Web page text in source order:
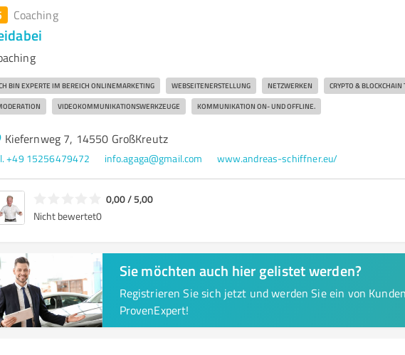
Coaching
BIN EXPERTE IM BEREICH ONLINEMARKETING WEBSEITENERSTELLUNG NETZWERKEN CRYPTO & BLOCKCHAIN
VIDEOKOMMUNIKATIONSWERKZEUGE KOMMUNIKATION ON- UND OFFLINE.
Kiefernweg 7, 14550 GroßKreutz
+49 15256479472 info.agaga@gmail.com www.andreas-schiffner.eu/
0,00 / 5,00
Nicht bewertet0
Sie möchten auch hier gelistet werden?
Registrieren Sie sich jetzt und werden Sie ein von
ProvenExpert!